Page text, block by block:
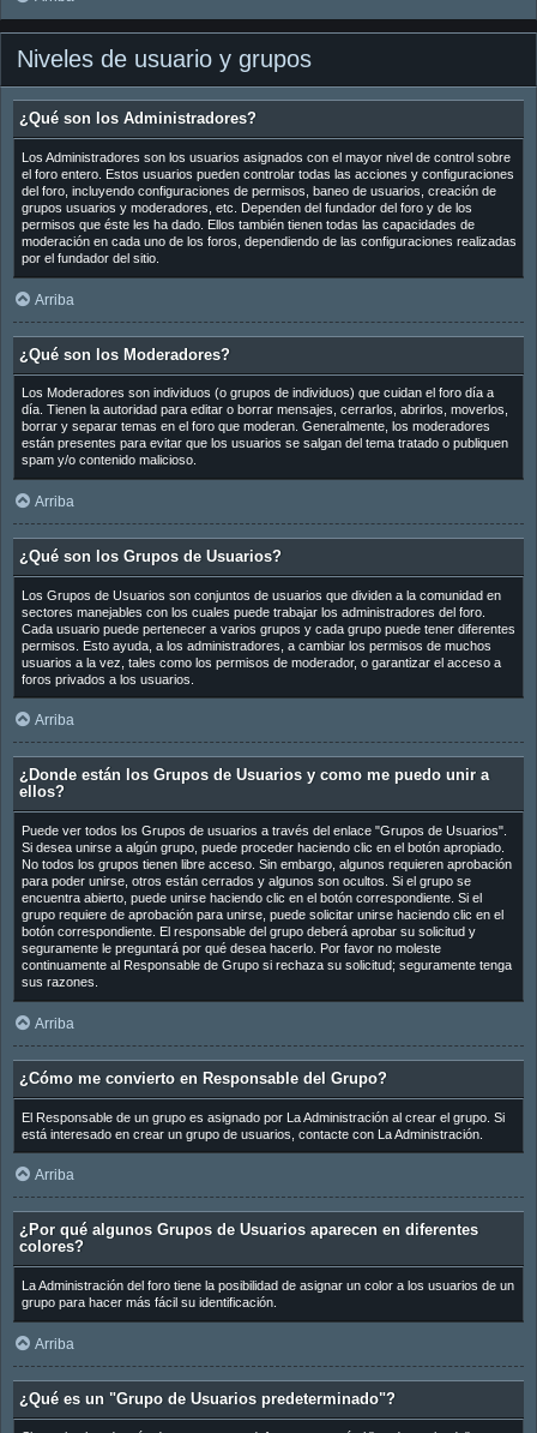
Niveles de usuario y grupos
¿Qué son los Administradores?
Los Administradores son los usuarios asignados con el mayor nivel de control sobre
el foro entero. Estos usuarios pueden controlar todas las acciones y configuraciones
del foro, incluyendo configuraciones de permisos, baneo de usuarios, creación de
grupos usuarios y moderadores, etc. Dependen del fundador del foro y de los
permisos que éste les ha dado. Ellos también tienen todas las capacidades de
moderación en cada uno de los foros, dependiendo de las configuraciones realizadas
por el fundador del sitio.
Arriba
¿Qué son los Moderadores?
Los Moderadores son individuos (o grupos de individuos) que cuidan el foro día a
día. Tienen la autoridad para editar o borrar mensajes, cerrarlos, abrirlos, moverlos,
borrar y separar temas en el foro que moderan. Generalmente, los moderadores
están presentes para evitar que los usuarios se salgan del tema tratado o publiquen
spam y/o contenido malicioso.
Arriba
¿Qué son los Grupos de Usuarios?
Los Grupos de Usuarios son conjuntos de usuarios que dividen a la comunidad en
sectores manejables con los cuales puede trabajar los administradores del foro.
Cada usuario puede pertenecer a varios grupos y cada grupo puede tener diferentes
permisos. Esto ayuda, a los administradores, a cambiar los permisos de muchos
usuarios a la vez, tales como los permisos de moderador, o garantizar el acceso a
foros privados a los usuarios.
Arriba
¿Donde están los Grupos de Usuarios y como me puedo unir a
ellos?
Puede ver todos los Grupos de usuarios a través del enlace "Grupos de Usuarios".
Si desea unirse a algún grupo, puede proceder haciendo clic en el botón apropiado.
No todos los grupos tienen libre acceso. Sin embargo, algunos requieren aprobación
para poder unirse, otros están cerrados y algunos son ocultos. Si el grupo se
encuentra abierto, puede unirse haciendo clic en el botón correspondiente. Si el
grupo requiere de aprobación para unirse, puede solicitar unirse haciendo clic en el
botón correspondiente. El responsable del grupo deberá aprobar su solicitud y
seguramente le preguntará por qué desea hacerlo. Por favor no moleste
continuamente al Responsable de Grupo si rechaza su solicitud; seguramente tenga
sus razones.
Arriba
¿Cómo me convierto en Responsable del Grupo?
El Responsable de un grupo es asignado por La Administración al crear el grupo. Si
está interesado en crear un grupo de usuarios, contacte con La Administración.
Arriba
¿Por qué algunos Grupos de Usuarios aparecen en diferentes
colores?
La Administración del foro tiene la posibilidad de asignar un color a los usuarios de un
grupo para hacer más fácil su identificación.
Arriba
¿Qué es un "Grupo de Usuarios predeterminado"?